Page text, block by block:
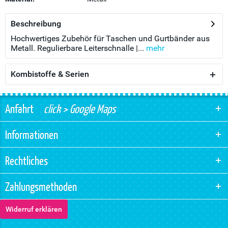
Beschreibung
Hochwertiges Zubehör für Taschen und Gurtbänder aus
Metall. Regulierbare Leiterschnalle |... mehr
Kombistoffe & Serien
Anfahrtclick > Google Maps
Informationen
Rechtliches
Zahlungsmethoden
Widerruf erklären